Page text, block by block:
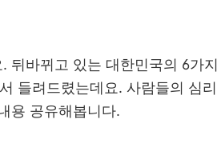
. 뒤바뀌고 있는 대한민국의 6가지
들려드렸는데요. 사람들의 심리
용 공유해봅니다.